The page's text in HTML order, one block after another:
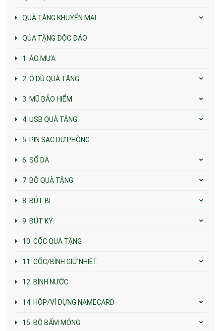
QUÀ TẶNG KHUYẾN MẠI
QÙA TẶNG ĐỘC ĐÁO
1. ÁO MƯA
2. Ô DÙ QUÀ TẶNG
3. MŨ BẢO HIỂM
4. USB QUÀ TẶNG
5. PIN SẠC DỰ PHÒNG
6. SỔ DA
7. BỘ QUÀ TẶNG
8. BÚT BI
9. BÚT KÝ
10. CỐC QUÀ TẶNG
11. CỐC/BÌNH GIỮ NHIỆT
12. BÌNH NƯỚC
14. HỘP/VÍ ĐỰNG NAMECARD
15. BỘ BẤM MÓNG